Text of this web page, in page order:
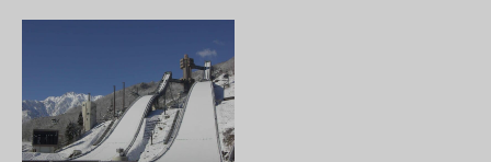
白馬を楽しむ
グリーンシーズン
アクティビティ